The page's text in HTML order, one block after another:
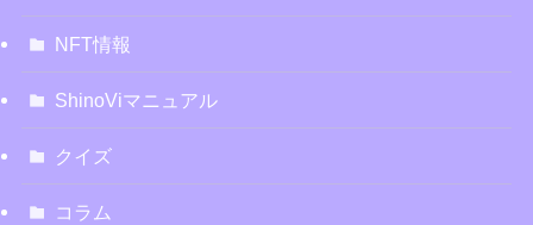
NFT情報
ShinoViマニュアル
クイズ
コラム